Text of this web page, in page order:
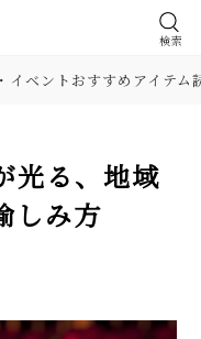
検索
イベントおすすめアイテム
光る、地域
しみ方